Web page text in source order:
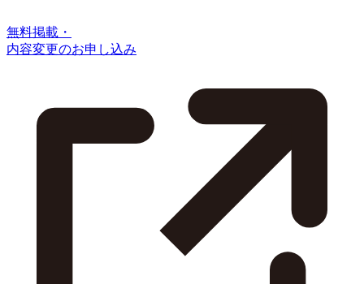
無料掲載・
内容変更のお申し込み